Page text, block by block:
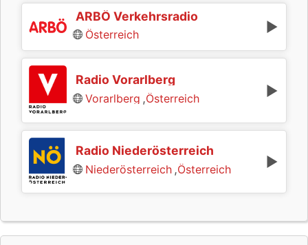
ARBÖ Verkehrsradio
Österreich
Radio Vorarlberg
Vorarlberg ,Österreich
Radio Niederösterreich
Niederösterreich ,Österreich